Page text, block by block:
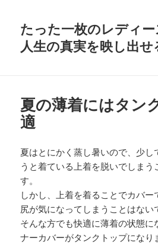
たった一枚のレディ
人生の真実を映し出せ
夏の薄着にはタン
適
夏はとにかく蒸し暑いので、少し
うと着ている上着を脱いでしまう
す。
しかし、上着を着ることでカバ
尻が気になってしまうことはない
そんな方でも快適に薄着の状態に
ナーカバーがタンクトップになり